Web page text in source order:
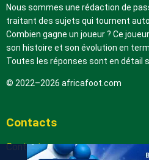
Nous sommes une rédaction de
traitant des sujets qui tournent
Combien gagne un joueur ? Ce
son histoire et son évolution en
Toutes les réponses sont en détail
© 2022–2026 africafoot.com
Contacts
Contactez-nous